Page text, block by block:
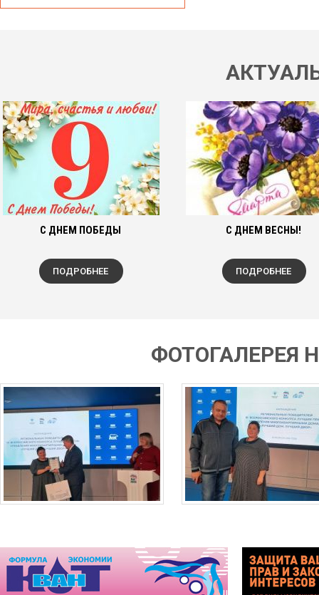
С ДНЕМ ПОБЕДЫ
ПОДРОБНЕЕ
С ДНЕМ ВЕСНЫ!
ПОДРОБНЕЕ
ФОТОГАЛЕРЕЯ